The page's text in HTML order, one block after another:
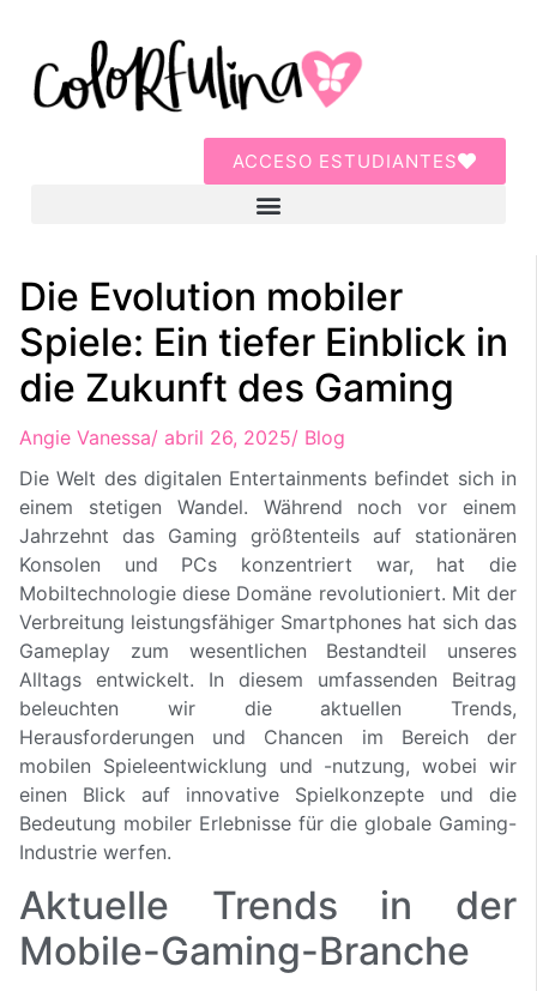
ACCESO ESTUDIANTES
Die Evolution mobiler
Spiele: Ein tiefer Einblick in
die Zukunft des Gaming
Angie Vanessa/ abril 26, 2025/ Blog
Die Welt des digitalen Entertainments befindet sich in
einem stetigen Wandel. Während noch vor einem
Jahrzehnt das Gaming größtenteils auf stationären
Konsolen und PCs konzentriert war, hat die
Mobiltechnologie diese Domäne revolutioniert. Mit der
Verbreitung leistungsfähiger Smartphones hat sich das
Gameplay zum wesentlichen Bestandteil unseres
Alltags entwickelt. In diesem umfassenden Beitrag
beleuchten wir die aktuellen Trends,
Herausforderungen und Chancen im Bereich der
mobilen Spieleentwicklung und -nutzung, wobei wir
einen Blick auf innovative Spielkonzepte und die
Bedeutung mobiler Erlebnisse für die globale Gaming-
Industrie werfen.
Aktuelle Trends in der
Mobile-Gaming-Branche